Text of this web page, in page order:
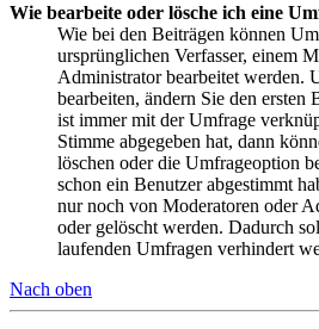
Wie bearbeite oder lösche ich eine
Wie bei den Beiträgen können
ursprünglichen Verfasser, einem
Administrator bearbeitet werden.
bearbeiten, ändern Sie den ersten
ist immer mit der Umfrage
Stimme abgegeben hat, dann
löschen oder die Umfrageoption
schon ein Benutzer abgestimmt
nur noch von Moderatoren oder
oder gelöscht werden. Dadurch
laufenden Umfragen verhindert
Nach oben